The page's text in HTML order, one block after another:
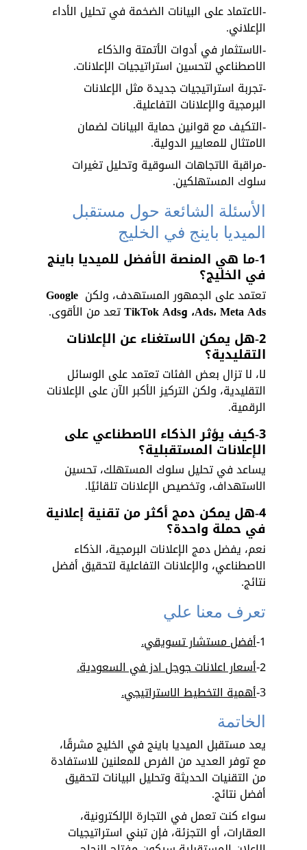
-الاعتماد على البيانات الضخمة في تحليل الأداء
الإعلاني.
-الاستثمار في أدوات الأتمتة والذكاء
الاصطناعي لتحسين استراتيجيات الإعلانات.
-تجربة استراتيجيات جديدة مثل الإعلانات
البرمجية والإعلانات التفاعلية.
-التكيف مع قوانين حماية البيانات لضمان
الامتثال للمعايير الدولية.
-مراقبة الاتجاهات السوقية وتحليل تغيرات
سلوك المستهلكين.
الأسئلة الشائعة حول مستقبل
الميديا باينج في الخليج
1-ما هي المنصة الأفضل للميديا باينج
في الخليج؟
تعتمد على الجمهور المستهدف، ولكن Google
Ads، Meta Ads، وTikTok Ads تعد من الأقوى.
2-هل يمكن الاستغناء عن الإعلانات
التقليدية؟
لا، لا تزال بعض الفئات تعتمد على الوسائل
التقليدية، ولكن التركيز الأكبر الآن على الإعلانات
الرقمية.
3-كيف يؤثر الذكاء الاصطناعي على
الإعلانات المستقبلية؟
يساعد في تحليل سلوك المستهلك، تحسين
الاستهداف، وتخصيص الإعلانات تلقائيًا.
4-هل يمكن دمج أكثر من تقنية إعلانية
في حملة واحدة؟
نعم، يفضل دمج الإعلانات البرمجية، الذكاء
الاصطناعي، والإعلانات التفاعلية لتحقيق أفضل
نتائج.
تعرف معنا علي
1-أفضل مستشار تسويقي.
2-أسعار اعلانات جوجل ادز في السعودية.
3-أهمية التخطيط الاستراتيجي.
الخاتمة
يعد مستقبل الميديا باينج في الخليج مشرقًا،
مع توفر العديد من الفرص للمعلنين للاستفادة
من التقنيات الحديثة وتحليل البيانات لتحقيق
أفضل نتائج.
سواء كنت تعمل في التجارة الإلكترونية،
العقارات، أو التجزئة، فإن تبني استراتيجيات